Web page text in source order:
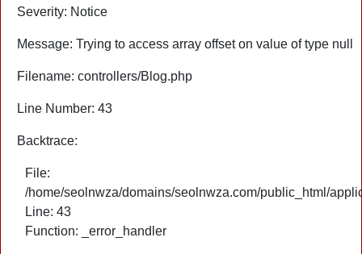
Severity: Notice
Message: Trying to access array offset on value of type null
Filename: controllers/Blog.php
Line Number: 43
Backtrace:
File:
/home/seolnwza/domains/seolnwza.com/public_html/
Line: 43
Function: _error_handler